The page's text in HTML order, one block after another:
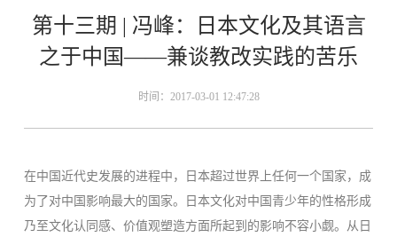
第十三期 | 冯峰：日本文化及其语言
之于中国——兼谈教改实践的苦乐
时间：2017-03-01 12:47:28
在中国近代史发展的进程中，日本超过世界上任何一个国家，成
为了对中国影响最大的国家。日本文化对中国青少年的性格形成
乃至文化认同感、价值观塑造方面所起到的影响不容小觑。从日